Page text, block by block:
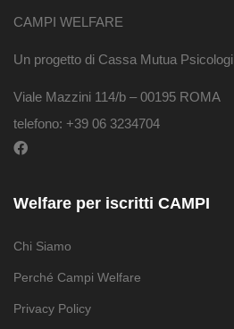
CAMPI WELFARE
Un progetto di Cassa Mutua Psicologi
Viale Mazzini 114/b – 00195 ROMA
telefono: +39 06 3234704
Welfare per iscritti CAMPI
Chi Siamo
Perché Campi Welfare
Privacy Policy